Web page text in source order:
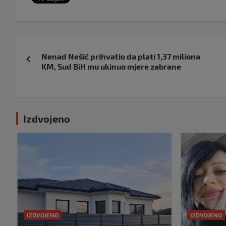
objava
Nenad Nešić prihvatio da plati 1,37 miliona
KM, Sud BiH mu ukinuo mjere zabrane
Izdvojeno
IZDVOJENO IZDVOJENO